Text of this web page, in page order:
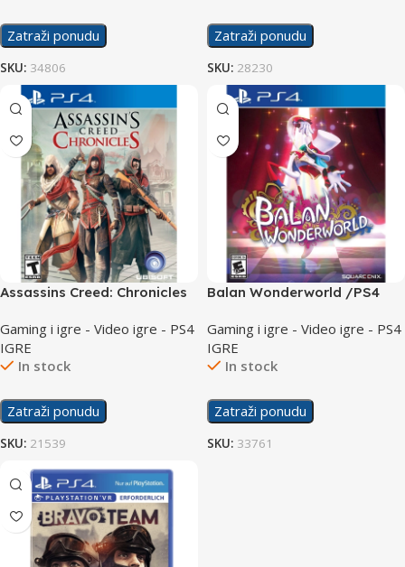
Zatraži ponudu
SKU: 34806
Zatraži ponudu
SKU: 28230
Assassins Creed: Chronicles
Gaming i igre - Video igre - PS4
IGRE
In stock
Zatraži ponudu
SKU: 21539
Balan Wonderworld /PS4
Gaming i igre - Video igre - PS4
IGRE
In stock
Zatraži ponudu
SKU: 33761